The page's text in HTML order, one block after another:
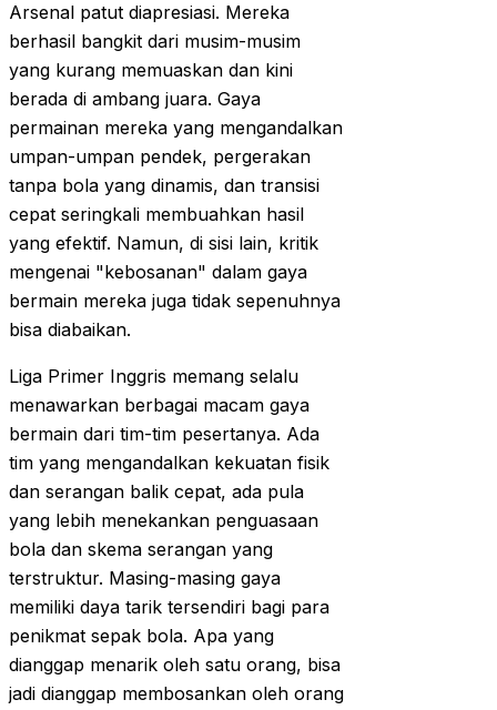
Arsenal patut diapresiasi. Mereka
berhasil bangkit dari musim-musim
yang kurang memuaskan dan kini
berada di ambang juara. Gaya
permainan mereka yang mengandalkan
umpan-umpan pendek, pergerakan
tanpa bola yang dinamis, dan transisi
cepat seringkali membuahkan hasil
yang efektif. Namun, di sisi lain, kritik
mengenai "kebosanan" dalam gaya
bermain mereka juga tidak sepenuhnya
bisa diabaikan.
Liga Primer Inggris memang selalu
menawarkan berbagai macam gaya
bermain dari tim-tim pesertanya. Ada
tim yang mengandalkan kekuatan fisik
dan serangan balik cepat, ada pula
yang lebih menekankan penguasaan
bola dan skema serangan yang
terstruktur. Masing-masing gaya
memiliki daya tarik tersendiri bagi para
penikmat sepak bola. Apa yang
dianggap menarik oleh satu orang, bisa
jadi dianggap membosankan oleh orang